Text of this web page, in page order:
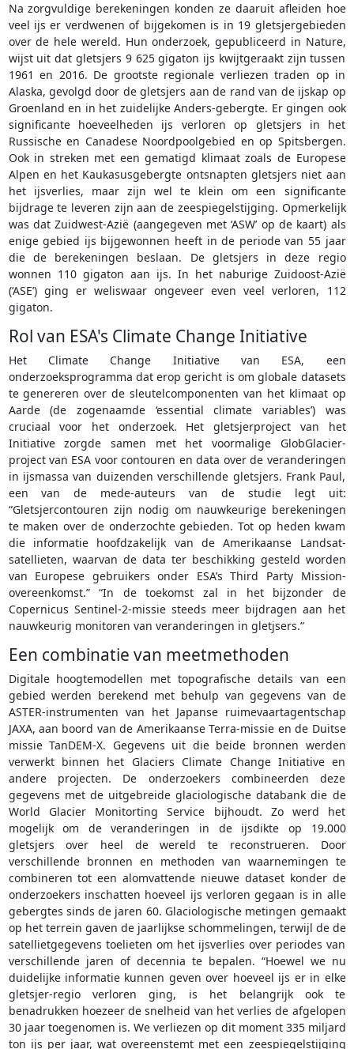
Na zorgvuldige berekeningen konden ze daaruit afleiden hoe
veel ijs er verdwenen of bijgekomen is in 19 gletsjergebieden
over de hele wereld. Hun onderzoek, gepubliceerd in Nature,
wijst uit dat gletsjers 9 625 gigaton ijs kwijtgeraakt zijn tussen
1961 en 2016. De grootste regionale verliezen traden op in
Alaska, gevolgd door de gletsjers aan de rand van de ijskap op
Groenland en in het zuidelijke Anders-gebergte. Er gingen ook
significante hoeveelheden ijs verloren op gletsjers in het
Russische en Canadese Noordpoolgebied en op Spitsbergen.
Ook in streken met een gematigd klimaat zoals de Europese
Alpen en het Kaukasusgebergte ontsnapten gletsjers niet aan
het ijsverlies, maar zijn wel te klein om een significante
bijdrage te leveren zijn aan de zeespiegelstijging. Opmerkelijk
was dat Zuidwest-Azië (aangegeven met ‘ASW’ op de kaart) als
enige gebied ijs bijgewonnen heeft in de periode van 55 jaar
die de berekeningen beslaan. De gletsjers in deze regio
wonnen 110 gigaton aan ijs. In het naburige Zuidoost-Azië
(‘ASE’) ging er weliswaar ongeveer even veel verloren, 112
gigaton.
Rol van ESA's Climate Change Initiative
Het Climate Change Initiative van ESA, een
onderzoeksprogramma dat erop gericht is om globale datasets
te genereren over de sleutelcomponenten van het klimaat op
Aarde (de zogenaamde ‘essential climate variables’) was
cruciaal voor het onderzoek. Het gletsjerproject van het
Initiative zorgde samen met het voormalige GlobGlacier-
project van ESA voor contouren en data over de veranderingen
in ijsmassa van duizenden verschillende gletsjers. Frank Paul,
een van de mede-auteurs van de studie legt uit:
“Gletsjercontouren zijn nodig om nauwkeurige berekeningen
te maken over de onderzochte gebieden. Tot op heden kwam
die informatie hoofdzakelijk van de Amerikaanse Landsat-
satellieten, waarvan de data ter beschikking gesteld worden
van Europese gebruikers onder ESA’s Third Party Mission-
overeenkomst.” “In de toekomst zal in het bijzonder de
Copernicus Sentinel-2-missie steeds meer bijdragen aan het
nauwkeurig monitoren van veranderingen in gletjsers.”
Een combinatie van meetmethoden
Digitale hoogtemodellen met topografische details van een
gebied werden berekend met behulp van gegevens van de
ASTER-instrumenten van het Japanse ruimevaartagentschap
JAXA, aan boord van de Amerikaanse Terra-missie en de Duitse
missie TanDEM-X. Gegevens uit die beide bronnen werden
verwerkt binnen het Glaciers Climate Change Initiative en
andere projecten. De onderzoekers combineerden deze
gegevens met de uitgebreide glaciologische databank die de
World Glacier Monitorting Service bijhoudt. Zo werd het
mogelijk om de veranderingen in de ijsdikte op 19.000
gletsjers over heel de wereld te reconstrueren. Door
verschillende bronnen en methoden van waarnemingen te
combineren tot een alomvattende nieuwe dataset konder de
onderzoekers inschatten hoeveel ijs verloren gegaan is in alle
gebergtes sinds de jaren 60. Glaciologische metingen gemaakt
op het terrein gaven de jaarlijkse schommelingen, terwijl de de
satellietgegevens toelieten om het ijsverlies over periodes van
verschillende jaren of decennia te bepalen. “Hoewel we nu
duidelijke informatie kunnen geven over hoeveel ijs er in elke
gletsjer-regio verloren ging, is het belangrijk ook te
benadrukken hoezeer de snelheid van het verlies de afgelopen
30 jaar toegenomen is. We verliezen op dit moment 335 miljard
ton ijs per jaar, wat overeenstemt met een zeespiegelstijging